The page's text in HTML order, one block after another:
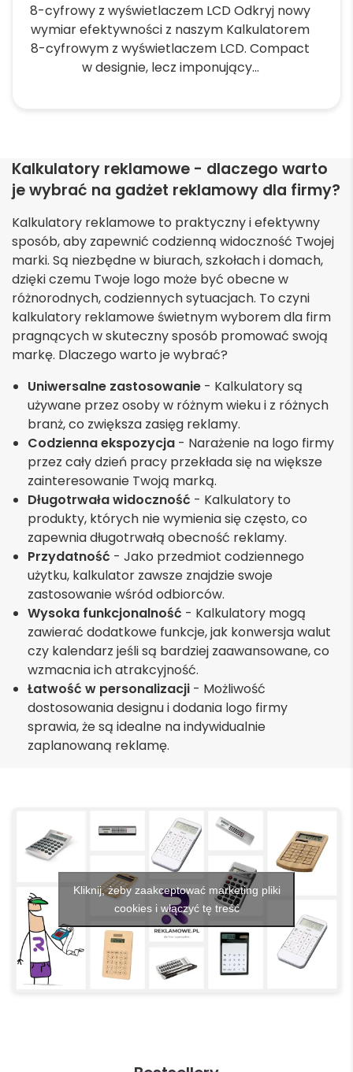
wybrać
na
stronie
produktu
8-cyfrowy z wyświetlaczem LCD Odkryj nowy
wymiar efektywności z naszym Kalkulatorem
8-cyfrowym z wyświetlaczem LCD. Compact
w designie, lecz imponujący...
wariantów.
Opcje
wybrać
na
stronie
produktu
Kalkulatory reklamowe - dlaczego warto
je wybrać na gadżet reklamowy dla firmy?
Kalkulatory reklamowe to praktyczny i efektywny
sposób, aby zapewnić codzienną widoczność Twojej
marki. Są niezbędne w biurach, szkołach i domach,
dzięki czemu Twoje logo może być obecne w
różnorodnych, codziennych sytuacjach. To czyni
kalkulatory reklamowe świetnym wyborem dla firm
pragnących w skuteczny sposób promować swoją
markę. Dlaczego warto je wybrać?
Uniwersalne zastosowanie - Kalkulatory są
używane przez osoby w różnym wieku i z różnych
branż, co zwiększa zasięg reklamy.
Codzienna ekspozycja - Narażenie na logo firmy
przez cały dzień pracy przekłada się na większe
zainteresowanie Twoją marką.
Długotrwała widoczność - Kalkulatory to
produkty, których nie wymienia się często, co
zapewnia długotrwałą obecność reklamy.
Przydatność - Jako przedmiot codziennego
użytku, kalkulator zawsze znajdzie swoje
zastosowanie wśród odbiorców.
Wysoka funkcjonalność - Kalkulatory mogą
zawierać dodatkowe funkcje, jak konwersja walut
czy kalendarz jeśli są bardziej zaawansowane, co
wzmacnia ich atrakcyjność.
Łatwość w personalizacji - Możliwość
dostosowania designu i dodania logo firmy
sprawia, że są idealne na indywidualnie
zaplanowaną reklamę.
Kliknij, żeby zaakceptować marketing pliki
cookies i włączyć tę treść